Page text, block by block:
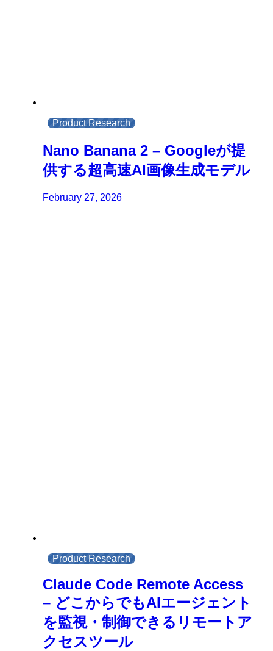
Product Research
Nano Banana 2 – Googleが提
供する超高速AI画像生成モデル
February 27, 2026
Product Research
Claude Code Remote Access
– どこからでもAIエージェント
を監視・制御できるリモートア
クセスツール